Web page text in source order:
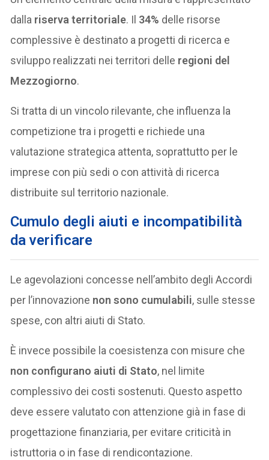
dalla riserva territoriale. Il 34% delle risorse
complessive è destinato a progetti di ricerca e
sviluppo realizzati nei territori delle regioni del
Mezzogiorno.
Si tratta di un vincolo rilevante, che influenza la
competizione tra i progetti e richiede una
valutazione strategica attenta, soprattutto per le
imprese con più sedi o con attività di ricerca
distribuite sul territorio nazionale.
Cumulo degli aiuti e incompatibilità
da verificare
Le agevolazioni concesse nell’ambito degli Accordi
per l’innovazione non sono cumulabili, sulle stesse
spese, con altri aiuti di Stato.
È invece possibile la coesistenza con misure che
non configurano aiuti di Stato, nel limite
complessivo dei costi sostenuti. Questo aspetto
deve essere valutato con attenzione già in fase di
progettazione finanziaria, per evitare criticità in
istruttoria o in fase di rendicontazione.